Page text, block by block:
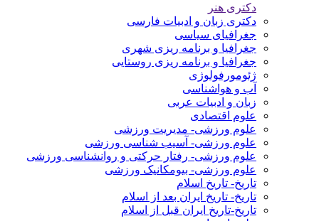
دکتری هنر
دکتری زبان و ادبیات فارسی
جغرافیای سیاسی
جغرافیا و برنامه ریزی شهری
جغرافیا و برنامه ریزی روستایی
ژئومورفولوژی
آب و هواشناسی
زبان و ادبیات عربی
علوم اقتصادی
علوم ورزشی- مدیریت ورزشی
علوم ورزشی- آسیب شناسی ورزشی
علوم ورزشی- رفتار حرکتی و روانشناسی ورزشی
علوم ورزشی- بیومکانیک ورزشی
تاریخ- تاریخ اسلام
تاریخ- تاریخ ایران بعد از اسلام
تاریخ-تاریخ ایران قبل از اسلام